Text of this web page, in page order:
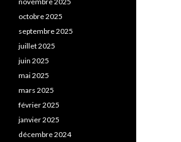
octobre 2025
septembre 2025
juillet 2025
juin 2025
mai 2025
mars 2025
février 2025
janvier 2025
décembre 2024